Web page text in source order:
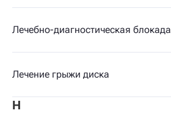
Лечебно-диагностическая блокада
Лечение грыжи диска
Н